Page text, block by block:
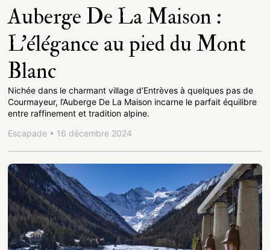
Auberge De La Maison :
L’élégance au pied du Mont
Blanc
Nichée dans le charmant village d’Entrèves à quelques pas de
Courmayeur, l’Auberge De La Maison incarne le parfait équilibre
entre raffinement et tradition alpine.
Escapade • 16 décembre 2024